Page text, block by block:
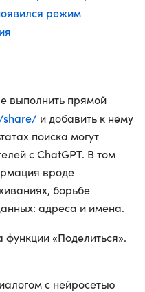
режим
выполнить прямой
share/ и добавить к нему
поиска могут
с ChatGPT. В том
вроде
борьбе
адреса и имена.
функции «Поделиться».
с нейросетью